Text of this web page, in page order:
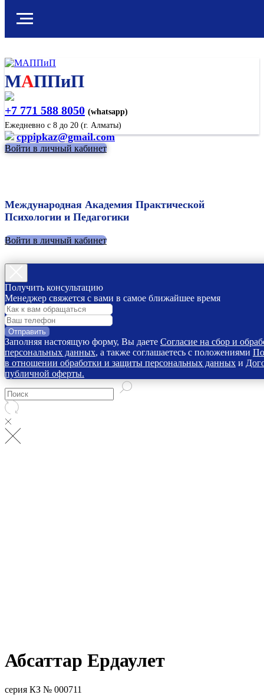
МАППиП
+7 771 588 8050 (whatsapp)
Ежедневно с 8 до 20 (г. Алматы)
cppipkaz@gmail.com
Войти в личный кабинет
Международная Академия Практической
Психологии и Педагогики
Войти в личный кабинет
Получить консультацию
Менеджер свяжется с вами в самое ближайшее время
Отправить
Заполняя настоящую форму, Вы даете Согласие на сбор и
персональных данных, а также соглашаетесь с положениями
в отношении обработки и защиты персональных данных и
публичной оферты.
Абсаттар Ердаулет
серия КЗ № 000711